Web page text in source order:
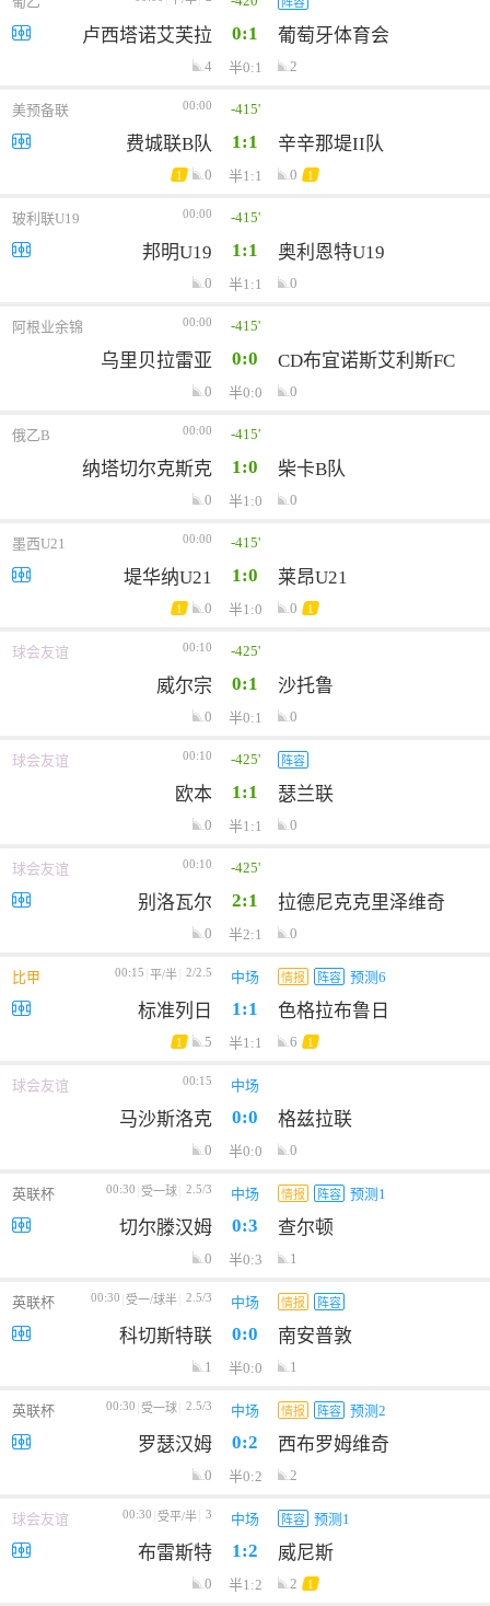
卢西塔诺艾芙拉 0:1 葡萄牙体育会
4 半0:1 2
美预备联 00:00 -415'
费城联B队 1:1 辛辛那堤II队
1 0 半1:1 0 1
玻利联U19 00:00 -415'
邦明U19 1:1 奥利恩特U19
0 半1:1 0
阿根业余锦 00:00 -415'
乌里贝拉雷亚 0:0 CD布宜诺斯艾利斯FC
0 半0:0 0
俄乙B 00:00 -415'
纳塔切尔克斯克 1:0 柴卡B队
0 半1:0 0
墨西U21 00:00 -415'
堤华纳U21 1:0 莱昂U21
1 0 半1:0 0 1
球会友谊 00:10 -425'
威尔宗 0:1 沙托鲁
0 半0:1 0
球会友谊 00:10 -425' 阵容
欧本 1:1 瑟兰联
0 半1:1 0
球会友谊 00:10 -425'
别洛瓦尔 2:1 拉德尼克克里泽维奇
0 半2:1 0
比甲 00:15 平/半 2/2.5 中场 情报 阵容 预测6
标准列日 1:1 色格拉布鲁日
1 5 半1:1 6 1
球会友谊 00:15 中场
马沙斯洛克 0:0 格兹拉联
0 半0:0 0
英联杯 00:30 受一球 2.5/3 中场 情报 阵容 预测1
切尔滕汉姆 0:3 查尔顿
0 半0:3 1
英联杯 00:30 受一/球半 2.5/3 中场 情报 阵容
科切斯特联 0:0 南安普敦
1 半0:0 1
英联杯 00:30 受一球 2.5/3 中场 情报 阵容 预测2
罗瑟汉姆 0:2 西布罗姆维奇
0 半0:2 2
球会友谊 00:30 受平/半 3 中场 阵容 预测1
布雷斯特 1:2 威尼斯
0 半1:2 2 1